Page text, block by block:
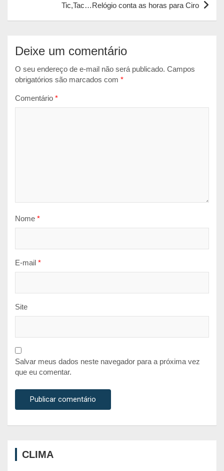
r
Tic,Tac…Relógio conta as horas para Ciro
Deixe um comentário
O seu endereço de e-mail não será publicado. Campos
obrigatórios são marcados com *
Comentário *
Nome *
E-mail *
Site
Salvar meus dados neste navegador para a próxima vez
que eu comentar.
CLIMA